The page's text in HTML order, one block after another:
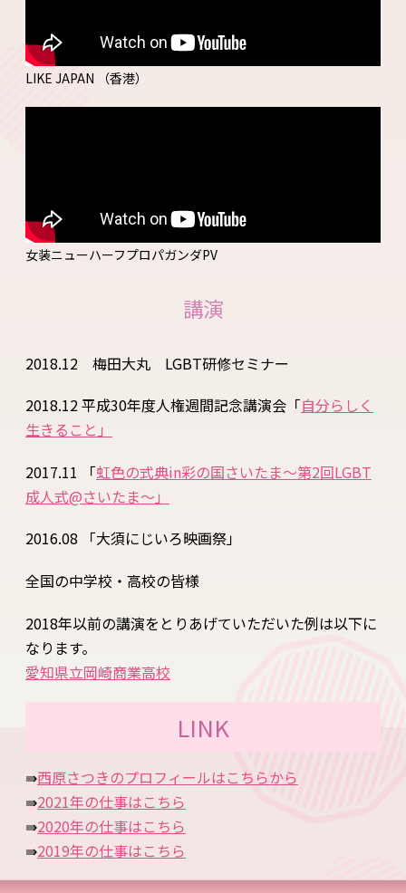
LIKE JAPAN （香港）
女装ニューハーフプロパガンダPV
講演
2018.12 梅田大丸 LGBT研修セミナー
2018.12 平成30年度人権週間記念講演会「自分らしく
生きること 」
2017.11 「虹色の式典in彩の国さいたま～第2回LGBT
成人式@さいたま～ 」
2016.08 「大須にじいろ映画祭」
全国の中学校・高校の皆様
2018年以前の講演をとりあげていただいた例は以下に
なります。
愛知県立岡崎商業高校
LINK
⇛西原さつきのプロフィールはこちらから
⇛2021年の仕事はこちら
⇛2020年の仕事はこちら
⇛2019年の仕事はこちら